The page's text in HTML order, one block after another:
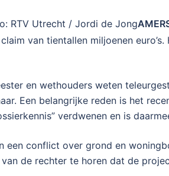
RTV Utrecht / Jordi de Jong
van tientallen miljoenen
en wethouders weten
Een belangrijke reden is het
verdwenen en is
een conflict over grond en
de rechter te horen dat de